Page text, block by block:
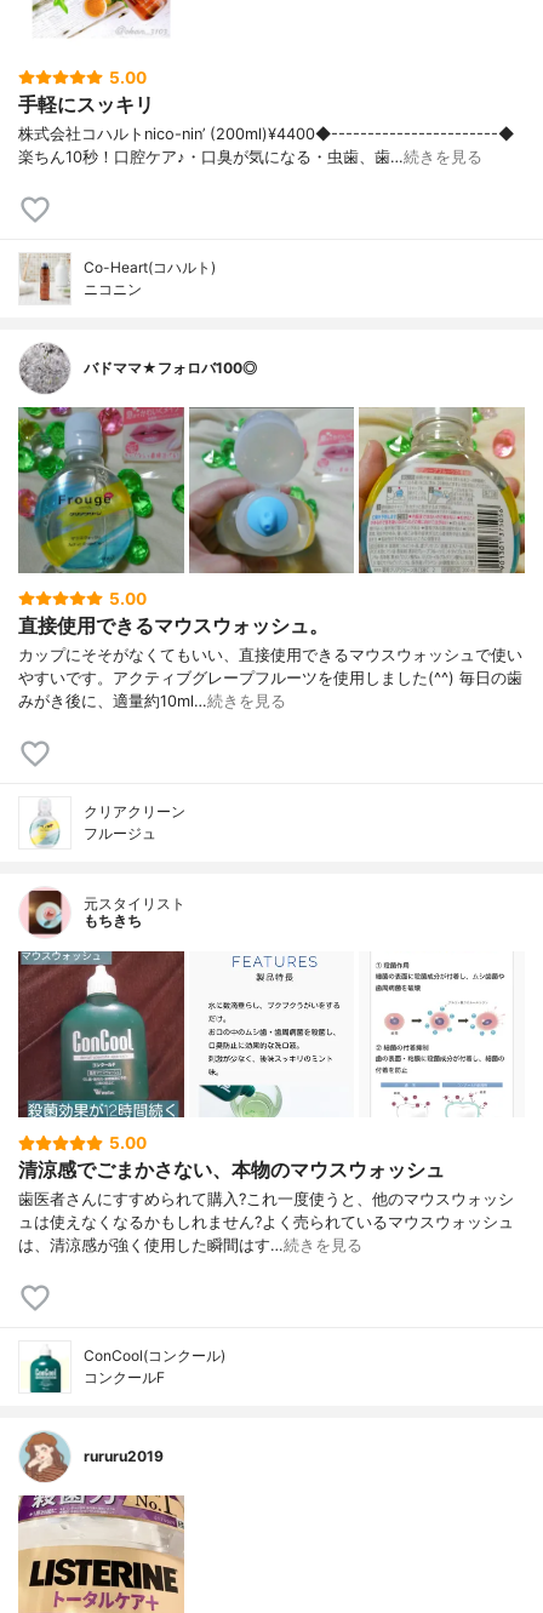
5.00
手軽にスッキリ
株式会社コハルトnico-nin’ (200ml)¥4400◆-----------------------◆
楽ちん10秒！口腔ケア♪・口臭が気になる・虫歯、歯…続きを見る
Co-Heart(コハルト)
ニコニン
バドママ★フォロバ100◎
5.00
直接使用できるマウスウォッシュ。
カップにそそがなくてもいい、直接使用できるマウスウォッシュで使い
やすいです。アクティブグレープフルーツを使用しました(^^) 毎日の歯
みがき後に、適量約10ml…続きを見る
クリアクリーン
フルージュ
元スタイリスト
もちきち
5.00
清涼感でごまかさない、本物のマウスウォッシュ
歯医者さんにすすめられて購入?これ一度使うと、他のマウスウォッシ
ュは使えなくなるかもしれません?よく売られているマウスウォッシュ
は、清涼感が強く使用した瞬間はす…続きを見る
ConCool(コンクール)
コンクールF
rururu2019